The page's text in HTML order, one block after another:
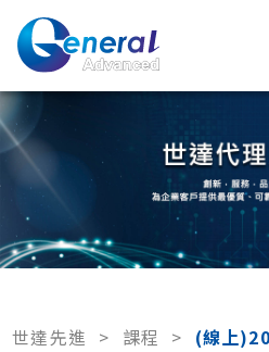
世達先進 > 課程 > (線上